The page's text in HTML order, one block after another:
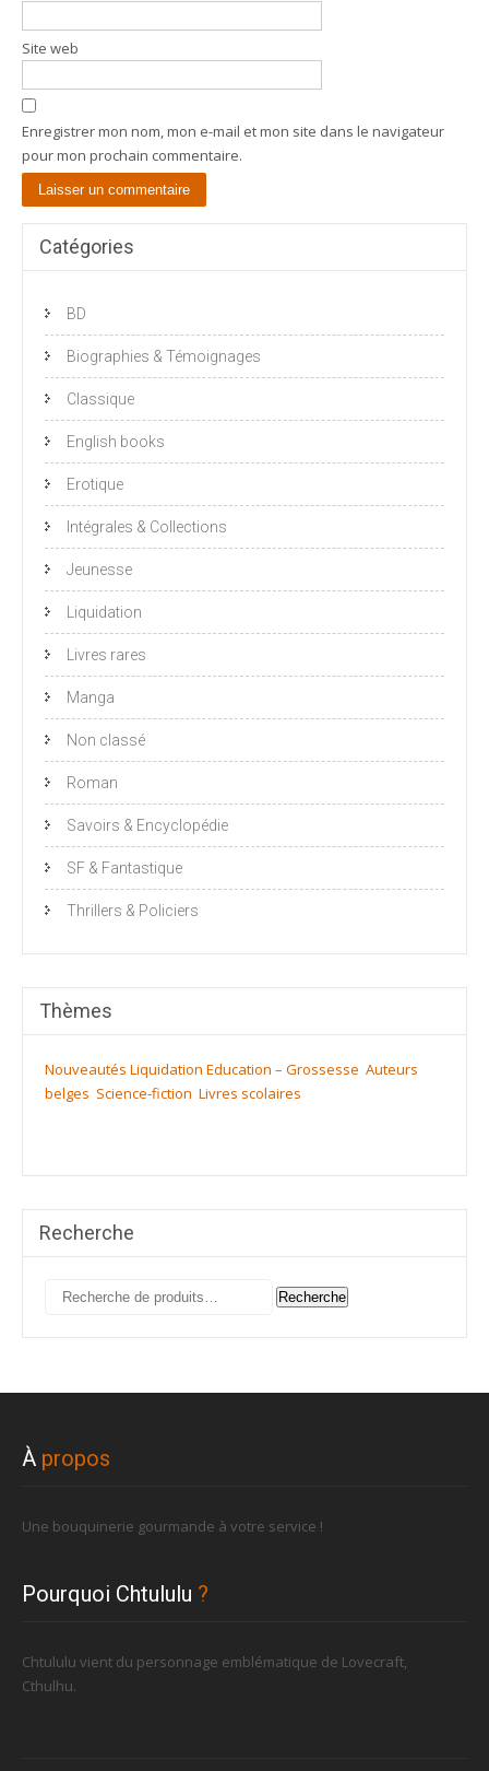
Site web
Enregistrer mon nom, mon e-mail et mon site dans le navigateur
pour mon prochain commentaire.
Catégories
BD
Biographies & Témoignages
Classique
English books
Erotique
Intégrales & Collections
Jeunesse
Liquidation
Livres rares
Manga
Non classé
Roman
Savoirs & Encyclopédie
SF & Fantastique
Thrillers & Policiers
Thèmes
Nouveautés Liquidation Education – Grossesse Auteurs
belges Science-fiction Livres scolaires
Recherche
Recherche
Recherche
À propos
Une bouquinerie gourmande à votre service !
Pourquoi Chtululu ?
Chtululu vient du personnage emblématique de Lovecraft,
Cthulhu.